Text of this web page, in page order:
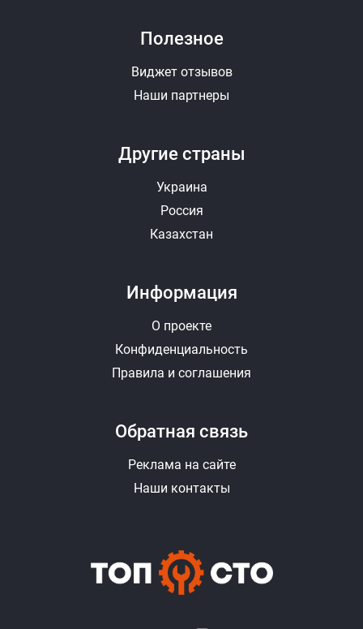
Другие страны
Украина
Россия
Казахстан
Полезное
Виджет отзывов
Наши партнеры
Информация
О проекте
Конфиденциальность
Правила и соглашения
Обратная связь
Реклама на сайте
Наши контакты